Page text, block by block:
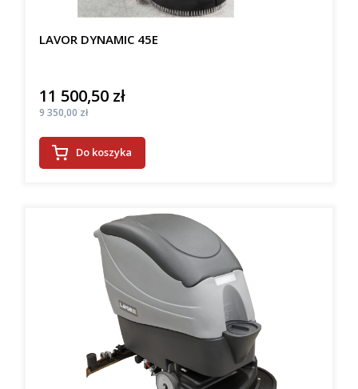
LAVOR DYNAMIC 45E
Cena
11 500,50 zł
Cena
9 350,00 zł
Do koszyka